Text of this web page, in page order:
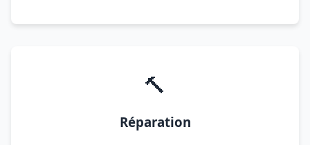
🔨
Réparation